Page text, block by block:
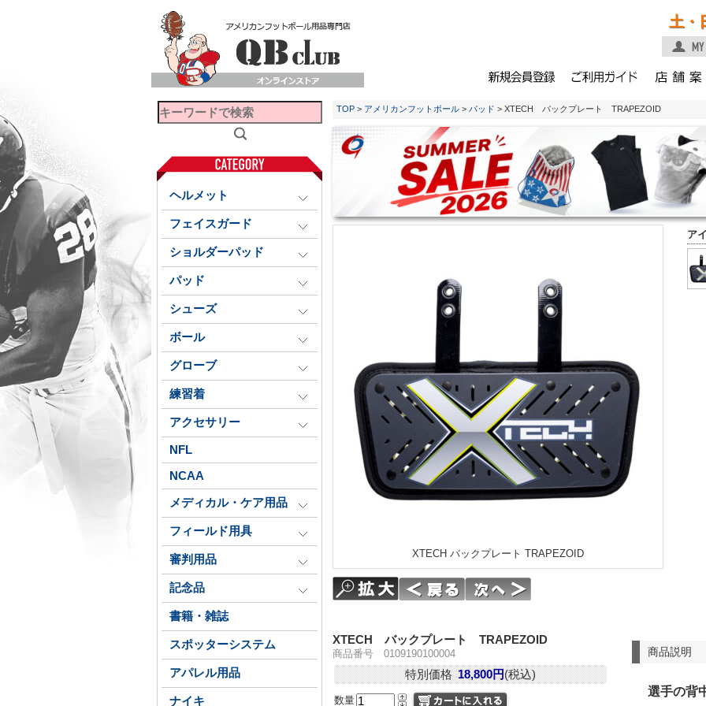
土・
ヘルメット
フェイスガード
ショルダーパッド
パッド
シューズ
ボール
グローブ
練習着
アクセサリー
NFL
NCAA
メディカル・ケア用品
フィールド用具
審判用品
記念品
書籍・雑誌
スポッターシステム
アパレル用品
ナイキ
TOP > アメリカンフットボール > パッド > XTECH バックプレート TRAPEZOID
ア
XTECH バックプレート TRAPEZOID
商品説明
選手の背
XTECH バックプレート TRAPEZOID
商品番号 0109190100004
特別価格 18,800円(税込)
数量